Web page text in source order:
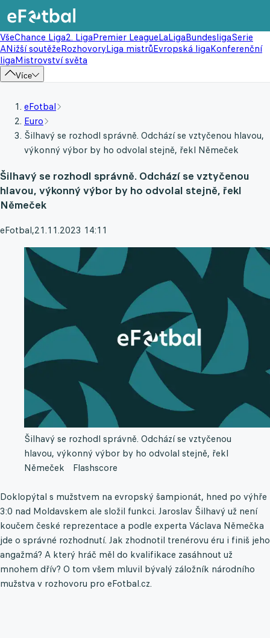
VšeChance Liga2. LigaPremier LeagueLaLigaBundesligaSerie
ANižší soutěžeRozhovoryLiga mistrůEvropská ligaKonferenční
ligaMistrovství světa
Více
eFotbal
Euro
Šilhavý se rozhodl správně. Odchází se vztyčenou hlavou,
výkonný výbor by ho odvolal stejně, řekl Němeček
Šilhavý se rozhodl správně. Odchází se vztyčenou
hlavou, výkonný výbor by ho odvolal stejně, řekl
Němeček
eFotbal,21.11.2023 14:11
Šilhavý se rozhodl správně. Odchází se vztyčenou
hlavou, výkonný výbor by ho odvolal stejně, řekl
Němeček Flashscore
Doklopýtal s mužstvem na evropský šampionát, hned po výhře
3:0 nad Moldavskem ale složil funkci. Jaroslav Šilhavý už není
koučem české reprezentace a podle experta Václava Němečka
jde o správné rozhodnutí. Jak zhodnotil trenérovu éru i finiš jeho
angažmá? A který hráč měl do kvalifikace zasáhnout už
mnohem dřív? O tom všem mluvil bývalý záložník národního
mužstva v rozhovoru pro eFotbal.cz.